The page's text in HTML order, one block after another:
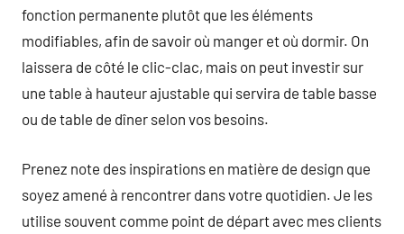
fonction permanente plutôt que les éléments
modifiables, afin de savoir où manger et où dormir. On
laissera de côté le clic-clac, mais on peut investir sur
une table à hauteur ajustable qui servira de table basse
ou de table de dîner selon vos besoins.
Prenez note des inspirations en matière de design que
soyez amené à rencontrer dans votre quotidien. Je les
utilise souvent comme point de départ avec mes clients